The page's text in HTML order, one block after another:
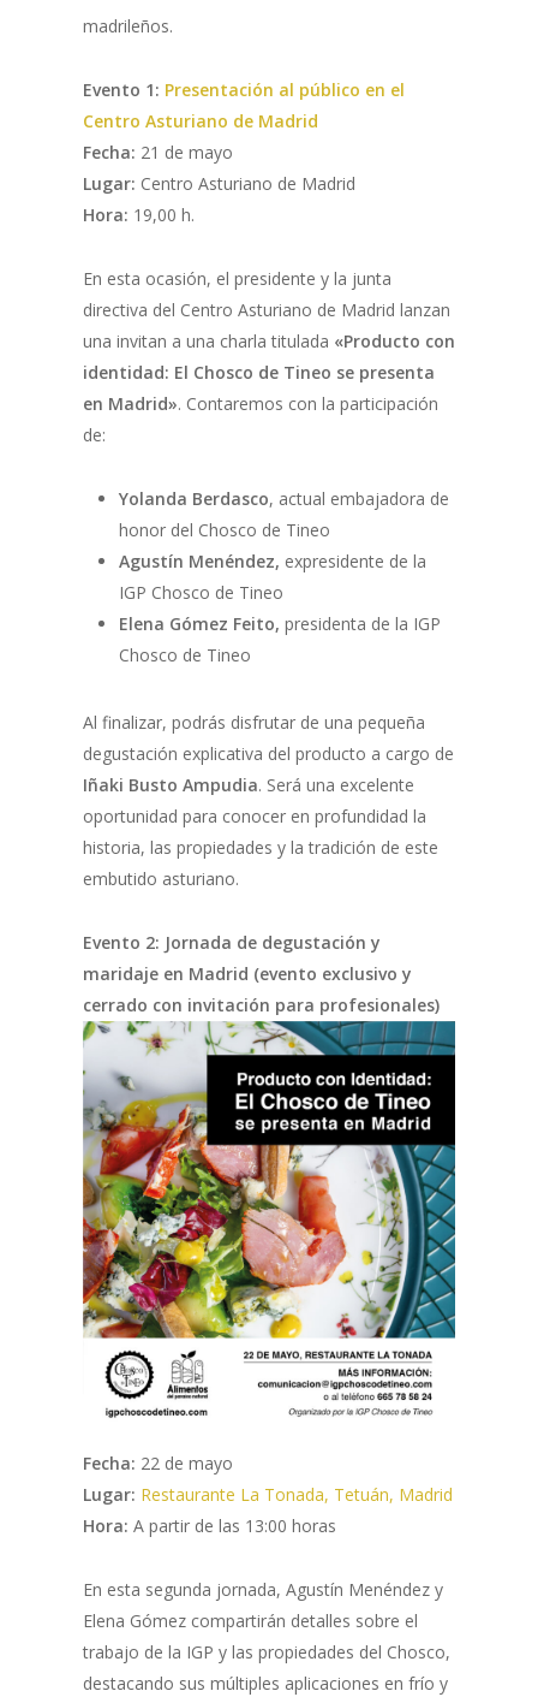
madrileños.
Evento 1: Presentación al público en el
Centro Asturiano de Madrid
Fecha: 21 de mayo
Lugar: Centro Asturiano de Madrid
Hora: 19,00 h.
En esta ocasión, el presidente y la junta
directiva del Centro Asturiano de Madrid lanzan
una invitan a una charla titulada «Producto con
identidad: El Chosco de Tineo se presenta
en Madrid». Contaremos con la participación
de:
Yolanda Berdasco, actual embajadora de
honor del Chosco de Tineo
Agustín Menéndez, expresidente de la
IGP Chosco de Tineo
Elena Gómez Feito, presidenta de la IGP
Chosco de Tineo
Al finalizar, podrás disfrutar de una pequeña
degustación explicativa del producto a cargo de
Iñaki Busto Ampudia. Será una excelente
oportunidad para conocer en profundidad la
historia, las propiedades y la tradición de este
embutido asturiano.
Evento 2: Jornada de degustación y
maridaje en Madrid (evento exclusivo y
cerrado con invitación para profesionales)
Fecha: 22 de mayo
Lugar: Restaurante La Tonada, Tetuán, Madrid
Hora: A partir de las 13:00 horas
En esta segunda jornada, Agustín Menéndez y
Elena Gómez compartirán detalles sobre el
trabajo de la IGP y las propiedades del Chosco,
destacando sus múltiples aplicaciones en frío y